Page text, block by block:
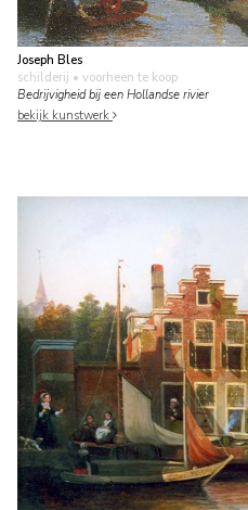
Joseph Bles
schilderij • voorheen te koop
Bedrijvigheid bij een Hollandse rivier
bekijk kunstwerk